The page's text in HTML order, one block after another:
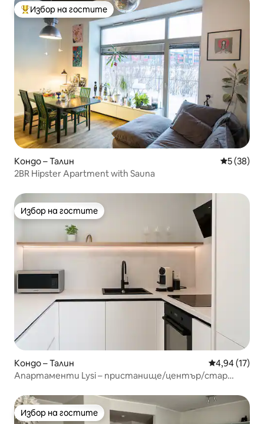
Най-популярен избор на гостите
Избор на гостите
Кондо – Талин Средна
5 (38)
2BR Hipster Apartment with Sauna
Избор на гостите
Избор на гостите
Кондо – Талин Средна
4,94 (17)
Апартаменти Lysi – пристанище/център/стар
Избор на гостите
Избор на гостите